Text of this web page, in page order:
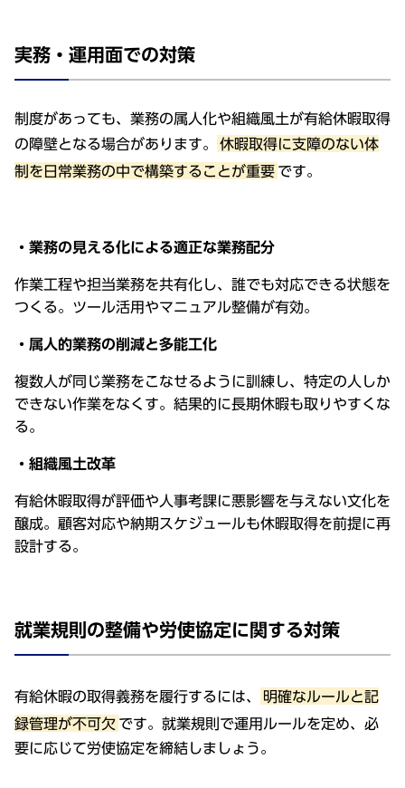
実務・運用面での対策
制度があっても、業務の属人化や組織風土が有給休暇取得
の障壁となる場合があります。
休暇取得に支障のない体
制を日常業務の中で構築することが重要 です。
・業務の見える化による適正な業務配分
作業工程や担当業務を共有化し、誰でも対応できる状態を
つくる。ツール活用やマニュアル整備が有効。
・属人的業務の削減と多能工化
複数人が同じ業務をこなせるように訓練し、特定の人しか
できない作業をなくす。結果的に長期休暇も取りやすくな
る。
・組織風土改革
有給休暇取得が評価や人事考課に悪影響を与えない文化を
醸成。顧客対応や納期スケジュールも休暇取得を前提に再
設計する。
就業規則の整備や労使協定に関する対策
有給休暇の取得義務を履行するには、
明確なルールと記
録管理が不可欠 です。就業規則で運用ルールを定め、必
要に応じて労使協定を締結しましょう。